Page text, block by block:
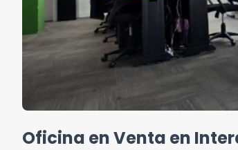
Oficina en Venta en